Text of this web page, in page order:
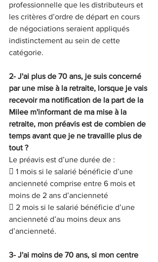
professionnelle que les distributeurs et
les critères d’ordre de départ en cours
de négociations seraient appliqués
indistinctement au sein de cette
catégorie.
2- J'ai plus de 70 ans, je suis concerné
par une mise à la retraite, lorsque je vais
recevoir ma notification de la part de la
Milee m'informant de ma mise à la
retraite, mon préavis est de combien de
temps avant que je ne travaille plus de
tout ?
Le préavis est d’une durée de :
 1 mois si le salarié bénéficie d’une
ancienneté comprise entre 6 mois et
moins de 2 ans d’ancienneté
 2 mois si le salarié bénéficie d’une
ancienneté d’au moins deux ans
d’ancienneté.
3- J'ai moins de 70 ans, si mon centre